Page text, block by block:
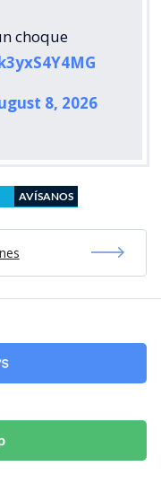
choque
8, 2026
AVÍSANOS